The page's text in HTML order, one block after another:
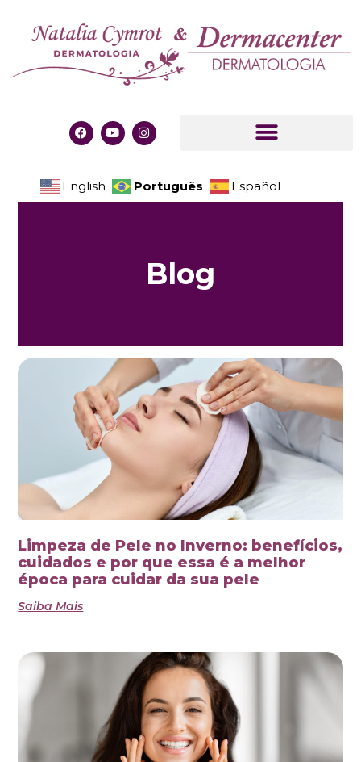
English Português Español
Blog
Limpeza de Pele no Inverno: benefícios,
cuidados e por que essa é a melhor
época para cuidar da sua pele
Saiba Mais